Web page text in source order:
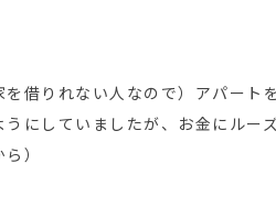
を借りれない人なので）アパー
うにしていましたが、お金にルー
）